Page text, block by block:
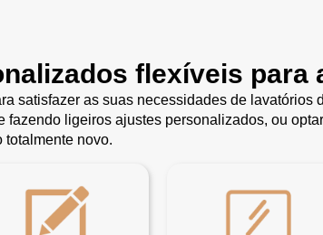
flexíveis para
satisfazer as suas necessidades de lavatórios
ligeiros ajustes personalizados, ou
totalmente novo.